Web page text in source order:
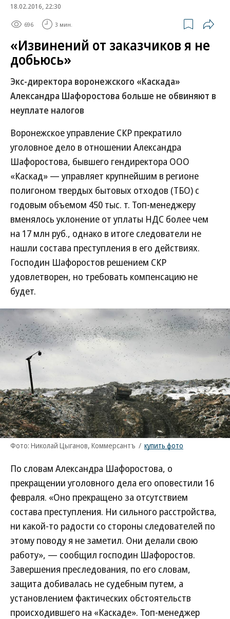
18.02.2016, 22:30
696 3 мин.
«Извинений от заказчиков я не
добьюсь»
Экс-директора воронежского «Каскада»
Александра Шафоростова больше не обвиняют в
неуплате налогов
Воронежское управление СКР прекратило
уголовное дело в отношении Александра
Шафоростова, бывшего гендиректора ООО
«Каскад» — управляет крупнейшим в регионе
полигоном твердых бытовых отходов (ТБО) с
годовым объемом 450 тыс. т. Топ-менеджеру
вменялось уклонение от уплаты НДС более чем
на 17 млн руб., однако в итоге следователи не
нашли состава преступления в его действиях.
Господин Шафоростов решением СКР
удовлетворен, но требовать компенсацию не
будет.
Фото: Николай Цыганов, Коммерсантъ / купить фото
По словам Александра Шафоростова, о
прекращении уголовного дела его оповестили 16
февраля. «Оно прекращено за отсутствием
состава преступления. Ни сильного расстройства,
ни какой-то радости со стороны следователей по
этому поводу я не заметил. Они делали свою
работу», — сообщил господин Шафоростов.
Завершения преследования, по его словам,
защита добивалась не судебным путем, а
установлением фактических обстоятельств
происходившего на «Каскаде». Топ-менеджер